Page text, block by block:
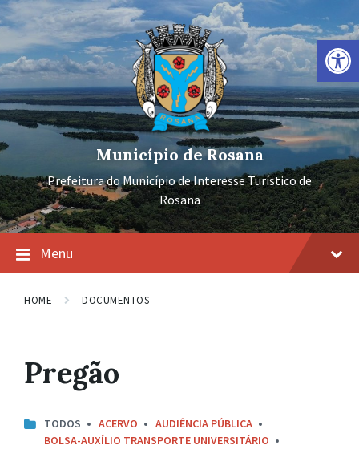
Barra de Ferramentas Aberta
Ir
para
conteúdo
Pular
para
navegação
principal
Pular
para
rodapé
Município de Rosana
Prefeitura do Município de Interesse Turístico de
Rosana
Menu
HOME DOCUMENTOS
Pregão
TODOS ACERVO
AUDIÊNCIA PÚBLICA
BOLSA-AUXÍLIO TRANSPORTE UNIVERSITÁRIO